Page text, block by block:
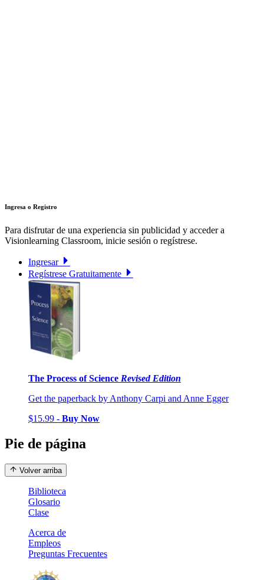
Ingresa o Registro
Para disfrutar de una experiencia sin publicidad y acceder a
Visionlearning Classroom, inicie sesión o regístrese.
Ingresar
Regístrese Gratuitamente
The Process of Science Revised Edition
Get the paperback by Anthony Carpi and Anne Egger
$15.99 - Buy Now
Pie de página
Volver arriba
Biblioteca
Glosario
Clase
Acerca de
Empleos
Preguntas Frecuentes